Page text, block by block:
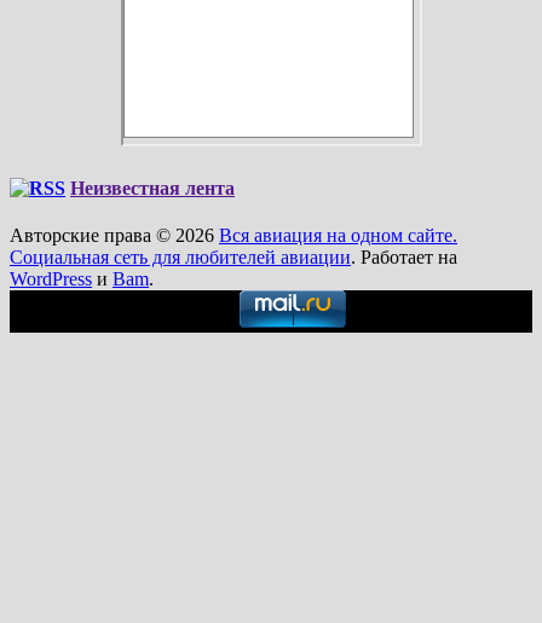
Неизвестная лента
Авторские права © 2026 Вся авиация на одном сайте.
Социальная сеть для любителей авиации. Работает на
WordPress и Bam.